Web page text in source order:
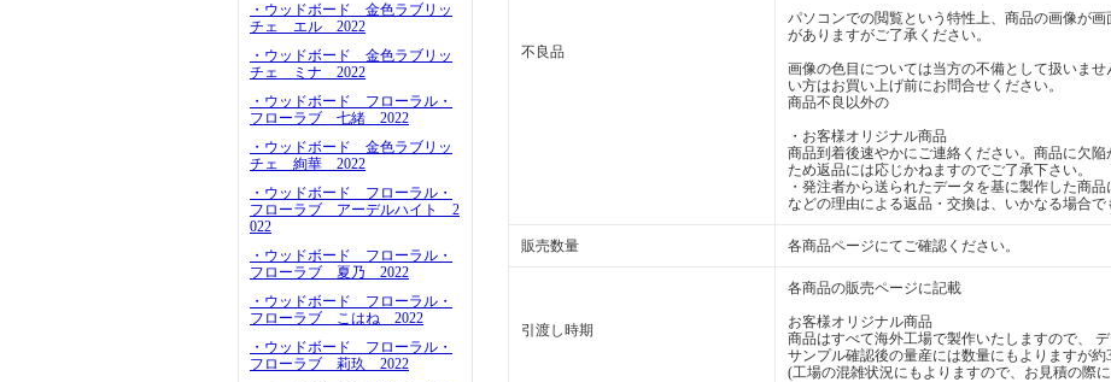
・ウッドボード 金色ラブリッ
チェ エル 2022
・ウッドボード 金色ラブリッ
チェ ミナ 2022
・ウッドボード フローラル・
フローラブ 七緒 2022
・ウッドボード 金色ラブリッ
チェ 絢華 2022
・ウッドボード フローラル・
フローラブ アーデルハイト 2
022
・ウッドボード フローラル・
フローラブ 夏乃 2022
・ウッドボード フローラル・
フローラブ こはね 2022
・ウッドボード フローラル・
フローラブ 莉玖 2022
不良品
パソコンでの閲覧という特性上、商品の画像が
がありますがご了承ください。
画像の色目については当方の不備として扱いま
い方はお買い上げ前にお問合せください。
商品不良以外の
・お客様オリジナル商品
商品到着後速やかにご連絡ください。商品に欠
ため返品には応じかねますのでご了承下さい。
・発注者から送られたデータを基に製作した商
などの理由による返品・交換は、いかなる場合で
販売数量 各商品ページにてご確認ください。
引渡し時期
各商品の販売ページに記載
お客様オリジナル商品
商品はすべて海外工場で製作いたしますので、
サンプル確認後の量産には数量にもよりますが約
(工場の混雑状況にもよりますので、お見積の際